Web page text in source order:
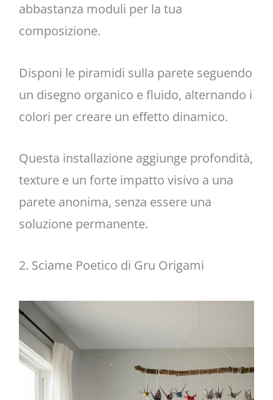
abbastanza moduli per la tua
composizione.
Disponi le piramidi sulla parete seguendo
un disegno organico e fluido, alternando i
colori per creare un effetto dinamico.
Questa installazione aggiunge profondità,
texture e un forte impatto visivo a una
parete anonima, senza essere una
soluzione permanente.
2. Sciame Poetico di Gru Origami